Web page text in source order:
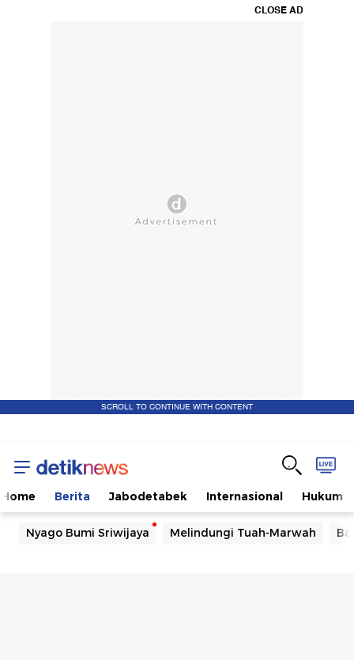
CLOSE AD
SCROLL TO CONTINUE WITH CONTENT
Home Berita Jabodetabek Internasional Hukum
Nyago Bumi Sriwijaya Melindungi Tuah-Marwah